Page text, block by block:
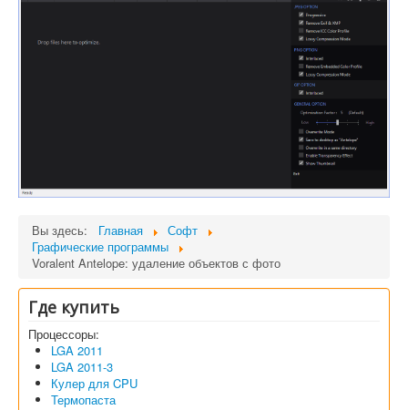
Вы здесь: Главная
Софт
Графические программы
Voralent Antelope: удаление объектов с фото
Где купить
Процессоры:
LGA 2011
LGA 2011-3
Кулер для CPU
Термопаста